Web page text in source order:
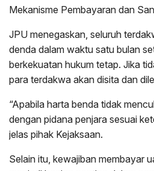
Mekanisme Pembayaran dan
JPU menegaskan, seluruh
denda dalam waktu satu bulan
berkekuatan hukum tetap. Jika
para terdakwa akan disita dan
“Apabila harta benda tidak
dengan pidana penjara sesuai
jelas pihak Kejaksaan.
Selain itu, kewajiban membayar